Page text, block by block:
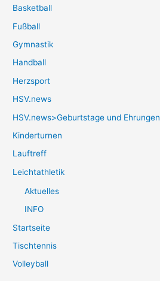
Basketball
Fußball
Gymnastik
Handball
Herzsport
HSV.news
HSV.news>Geburtstage und Ehrungen
Kinderturnen
Lauftreff
Leichtathletik
Aktuelles
INFO
Startseite
Tischtennis
Volleyball